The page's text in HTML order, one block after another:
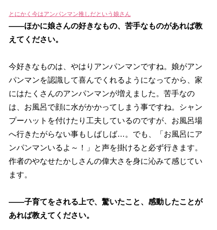
とにかく今はアンパンマン推しだという娘さん
――ほかに娘さんの好きなもの、苦手なものがあれば教
えてください。
今好きなものは、やはりアンパンマンですね。娘がアン
パンマンを認識して喜んでくれるようになってから、家
にはたくさんのアンパンマンが増えました。苦手なの
は、お風呂で顔に水がかかってしまう事ですね。シャン
プーハットを付けたり工夫しているのですが、お風呂場
へ行きたがらない事もしばしば…。でも、「お風呂にア
ンパンマンいるよ～！」と声を掛けると必ず行きます。
作者のやなせたかしさんの偉大さを身に沁みて感じてい
ます。
――子育てをされる上で、驚いたこと、感動したことが
あれば教えてください。